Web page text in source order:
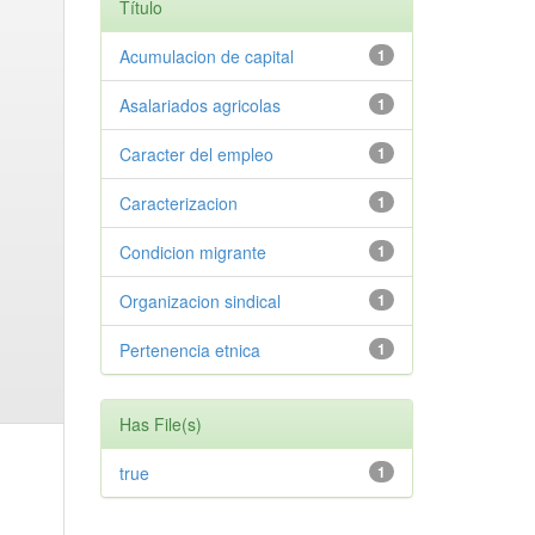
Título
1
Acumulacion de capital
1
Asalariados agricolas
1
Caracter del empleo
1
Caracterizacion
1
Condicion migrante
1
Organizacion sindical
1
Pertenencia etnica
Has File(s)
1
true